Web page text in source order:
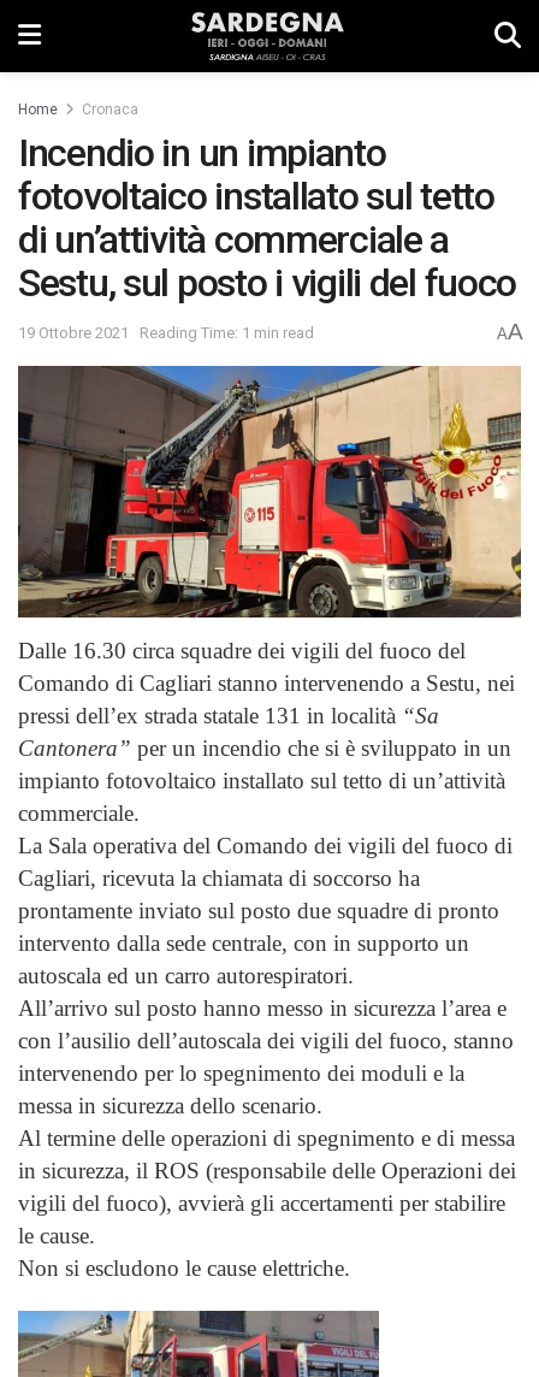
Home Cronaca
Incendio in un impianto
fotovoltaico installato sul tetto
di un’attività commerciale a
Sestu, sul posto i vigili del fuoco
19 Ottobre 2021 Reading Time: 1 min read AA
Dalle 16.30 circa squadre dei vigili del fuoco del
Comando di Cagliari stanno intervenendo a Sestu, nei
pressi dell’ex strada statale 131 in località “Sa
Cantonera” per un incendio che si è sviluppato in un
impianto fotovoltaico installato sul tetto di un’attività
commerciale.
La Sala operativa del Comando dei vigili del fuoco di
Cagliari, ricevuta la chiamata di soccorso ha
prontamente inviato sul posto due squadre di pronto
intervento dalla sede centrale, con in supporto un
autoscala ed un carro autorespiratori.
All’arrivo sul posto hanno messo in sicurezza l’area e
con l’ausilio dell’autoscala dei vigili del fuoco, stanno
intervenendo per lo spegnimento dei moduli e la
messa in sicurezza dello scenario.
Al termine delle operazioni di spegnimento e di messa
in sicurezza, il ROS (responsabile delle Operazioni dei
vigili del fuoco), avvierà gli accertamenti per stabilire
le cause.
Non si escludono le cause elettriche.